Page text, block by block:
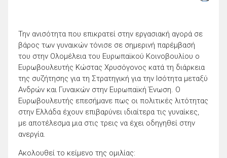
Την ανισότητα που επικρατεί στην εργασιακή αγορά σε
βάρος των γυναικών τόνισε σε σημερινή παρέμβασή
του στην Ολομέλεια του Ευρωπαϊκού Κοινοβουλίου ο
Ευρωβουλευτής Κώστας Χρυσόγονος κατά τη διάρκεια
της συζήτησης για τη Στρατηγική για την Ισότητα μεταξύ
Ανδρών και Γυναικών στην Ευρωπαϊκή Ένωση. Ο
Ευρωβουλευτής επεσήμανε πως οι πολιτικές λιτότητας
στην Ελλάδα έχουν επιβαρύνει ιδιαίτερα τις γυναίκες,
με αποτέλεσμα μια στις τρεις να έχει οδηγηθεί στην
ανεργία.
Ακολουθεί το κείμενο της ομιλίας: